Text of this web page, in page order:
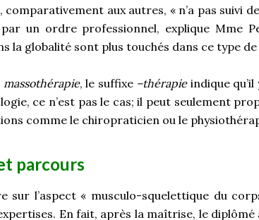
comparativement aux autres, « n’a pas suivi
un ordre professionnel, explique Mme
la globalité sont plus touchés dans ce type
massothérapie, le suffixe –thérapieindique
ce n’est pas le cas; il peut seulement
comme le chiropraticien ou le
parcours
sur l’aspect « musculo-squelettique du
En fait, après la maîtrise, le diplômé